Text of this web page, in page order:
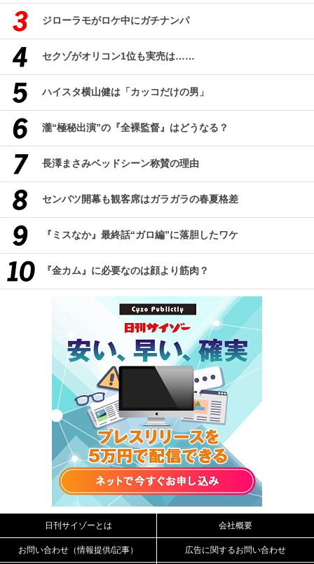
ジローラモがロケ中にガチナンパ
セクゾがオリコン1位も実売は……
ハイスタ横山健は「カッコだけの男」
瀧“極秘出演”の『全裸監督』はどうなる？
長澤まさみベッドシーン称賛の理由
センバツ開幕も観客席はガラガラの春夏格差
『ミスなか』最終話“ガロ編”に落胆したワケ
『金カム』に必要なのは顔より筋肉？
日刊サイゾーとは 会社概要
お問い合わせ（情報提供/記事） 広告に関するお問い合わせ